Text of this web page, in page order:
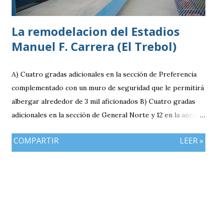
La remodelacion del Estadios
Manuel F. Carrera (El Trebol)
A) Cuatro gradas adicionales en la sección de Preferencia
complementado con un muro de seguridad que le permitirá
albergar alrededor de 3 mil aficionados B) Cuatro gradas
adicionales en la sección de General Norte y 12 en la anexa
El área de la General Sur con entrada independiente será
COMPARTIR LEER »